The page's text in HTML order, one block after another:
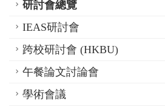
研討會總覽
IEAS研討會
跨校研討會 (HKBU)
午餐論文討論會
學術會議